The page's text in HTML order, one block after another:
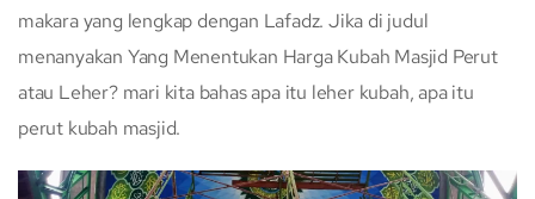
makara yang lengkap dengan Lafadz. Jika di judul
menanyakan Yang Menentukan Harga Kubah Masjid Perut
atau Leher? mari kita bahas apa itu leher kubah, apa itu
perut kubah masjid.